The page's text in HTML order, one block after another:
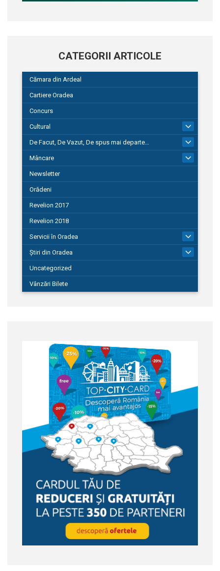
CATEGORII ARTICOLE
Cămara din Ardeal
Cartiere Oradea
Concurs
Cultural
De Facut, De Vazut, De spus mai departe…
580
Mâncare
Newsletter
Orădeni
Revelion 2017
Revelion 2018
Servicii în Oradea
Știri din Oradea
Uncategorized
Vânzări Bilete